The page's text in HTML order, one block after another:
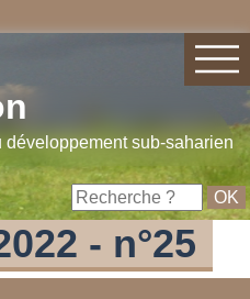
développement sub-saharien
- n°25